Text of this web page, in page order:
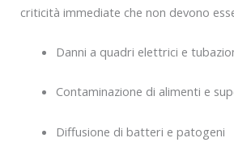
criticità immediate che non devono
Danni a quadri elettrici e
Contaminazione di alimenti e
Diffusione di batteri e patogeni